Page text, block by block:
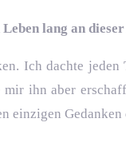
lang an
Ich dachte
ihn aber
einzigen